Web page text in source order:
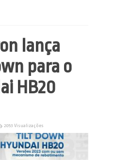
lança
para o
HB20
2053 Visualizações